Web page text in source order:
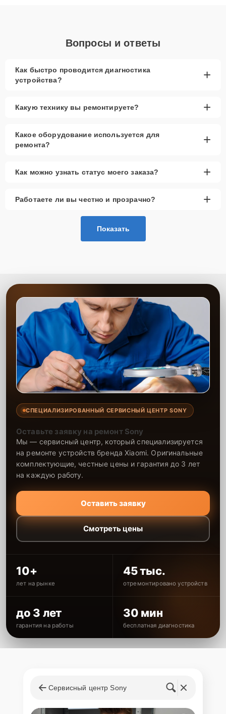
Вопросы и ответы
Как быстро проводится диагностика
устройства?
+
Какую технику вы ремонтируете? +
Какое оборудование используется для
ремонта?
+
Как можно узнать статус моего заказа? +
Работаете ли вы честно и прозрачно? +
Показать
СПЕЦИАЛИЗИРОВАННЫЙ СЕРВИСНЫЙ ЦЕНТР SONY
Оставьте заявку на ремонт Sony
Мы — сервисный центр, который специализируется
на ремонте устройств бренда Xiaomi. Оригинальные
комплектующие, честные цены и гарантия до 3 лет
на каждую работу.
Оставить заявку
Смотреть цены
10+
лет на рынке
45 тыс.
отремонтировано устройств
до 3 лет
гарантия на работы
30 мин
бесплатная диагностика
Сервисный центр Sony